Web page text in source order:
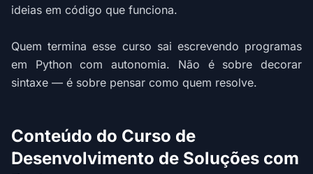
ideias em código que funciona.
Quem termina esse curso sai escrevendo programas
em Python com autonomia. Não é sobre decorar
sintaxe — é sobre pensar como quem resolve.
Conteúdo do Curso de
Desenvolvimento de Soluções com